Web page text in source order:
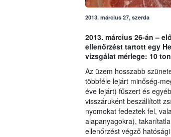
2013. március 27, szerda
2013. március 26-án –
ellenőrzést tartott egy
vizsgálat mérlege: 10
Az üzem hosszabb
többféle lejárt minőség-
éve lejárt) fűszert és
visszáruként beszállított
nyomokat fedeztek fel,
alapanyagokra),
ellenőrzést végző